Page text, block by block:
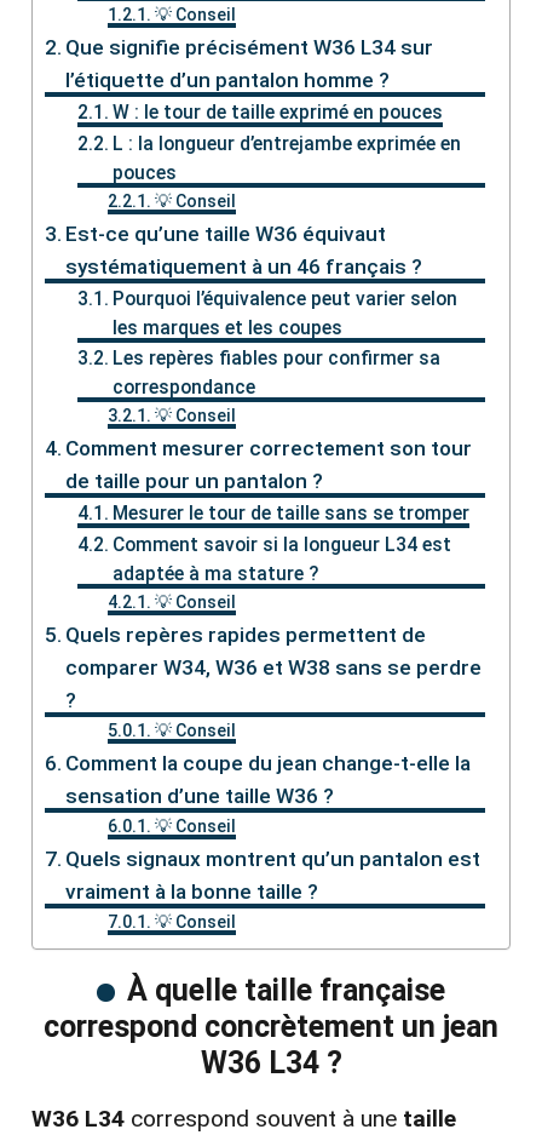
💡 Conseil
Que signifie précisément W36 L34 sur
l’étiquette d’un pantalon homme ?
W : le tour de taille exprimé en pouces
L : la longueur d’entrejambe exprimée en
pouces
💡 Conseil
Est-ce qu’une taille W36 équivaut
systématiquement à un 46 français ?
Pourquoi l’équivalence peut varier selon
les marques et les coupes
Les repères fiables pour confirmer sa
correspondance
💡 Conseil
Comment mesurer correctement son tour
de taille pour un pantalon ?
Mesurer le tour de taille sans se tromper
Comment savoir si la longueur L34 est
adaptée à ma stature ?
💡 Conseil
Quels repères rapides permettent de
comparer W34, W36 et W38 sans se perdre
?
💡 Conseil
Comment la coupe du jean change-t-elle la
sensation d’une taille W36 ?
💡 Conseil
Quels signaux montrent qu’un pantalon est
vraiment à la bonne taille ?
💡 Conseil
À quelle taille française
correspond concrètement un jean
W36 L34 ?
W36 L34 correspond souvent à une taille